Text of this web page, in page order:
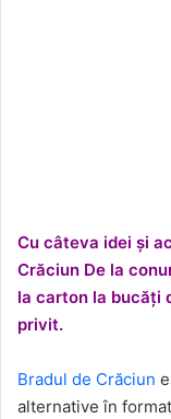
Cu câteva idei și
Crăciun De la
la carton la bucăți
privit.
Bradul de Crăciun
alternative în